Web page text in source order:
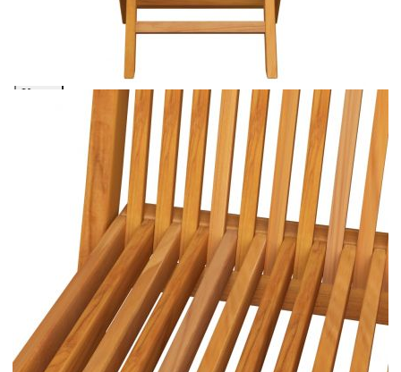
Предоставената таблица е с информационна цел.
Добавете продукта в количката си с бутона "Добави в
количката" и при поръчка ще можете да изберете броя
вноски на кредита.
Предоставената таблица е с информационна цел.
Добавете продукта в количката си с бутона "Добави в
количката" и при поръчка ще можете да изберете броя
вноски на кредита.
Когато плащате с NewPay, всъщност NewPay плаща
поръчката Ви вместо Вас. Вие я получавате и
разполагате с три начина да я платите към тях:
Отложено до 30 дни от момента на изпращане на
поръчката без оскъпяване. За покупки на стойност до
400 лв. / €204,52
Плащане на 4 вноски. Заплащате 20% от стойността на
поръчката си на момента с карта. Останалата сума се
разделя на 3 равни месечни вноски без оскъпяване. За
покупки на стойност до 1000 лв. / €511.31
Плащане на 6 вноски. Стойността на поръчката се